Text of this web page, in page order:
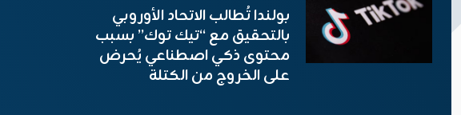
بولندا تُطالب الاتحاد الأوروبي
بالتحقيق مع “تيك توك” بسبب
محتوى ذكي اصطناعي يُحرض
على الخروج من الكتلة